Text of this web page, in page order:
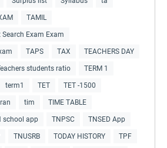
TAMIL
Exam Exam
TAPS TAX TEACHERS DAY
students ratio TERM 1
term1 TET TET -1500
tim TIME TABLE
school app TNPSC TNSED App
TNUSRB TODAY HISTORY TPF